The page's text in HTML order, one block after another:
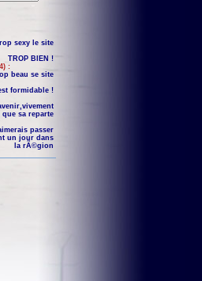
sexy le site
TROP BIEN !
:
beau se site
formidable !
que sa reparte
passer
un jour dans
la rÃ©gion